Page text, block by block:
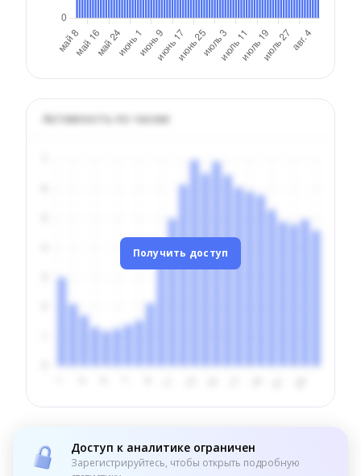
Активность по часам
Получить доступ
Доступ к аналитике ограничен
Зарегистрируйтесь, чтобы открыть подробную